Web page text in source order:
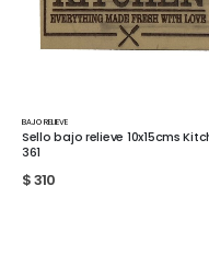
BAJO RELIEVE
Sello bajo relieve 10x15cms
$